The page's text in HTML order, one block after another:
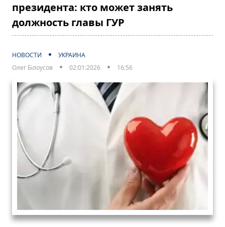
президента: кто может занять
должность главы ГУР
НОВОСТИ
УКРАИНА
Олег Білоусов
02:01:2026 16:56